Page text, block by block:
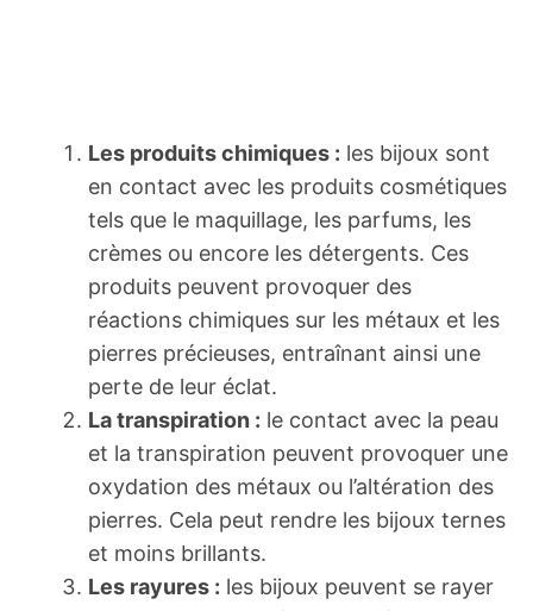
Les produits chimiques : les bijoux sont
en contact avec les produits cosmétiques
tels que le maquillage, les parfums, les
crèmes ou encore les détergents. Ces
produits peuvent provoquer des
réactions chimiques sur les métaux et les
pierres précieuses, entraînant ainsi une
perte de leur éclat.
La transpiration : le contact avec la peau
et la transpiration peuvent provoquer une
oxydation des métaux ou l’altération des
pierres. Cela peut rendre les bijoux ternes
et moins brillants.
Les rayures : les bijoux peuvent se rayer